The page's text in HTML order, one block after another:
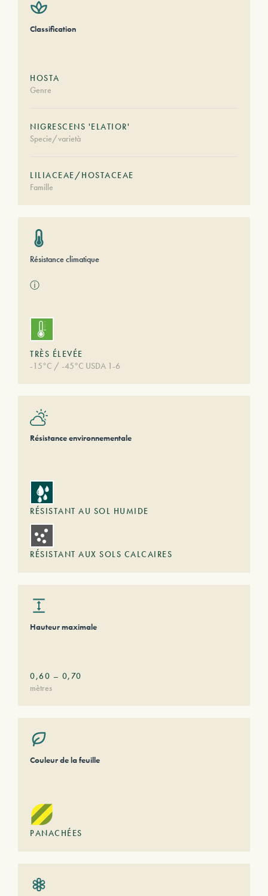
Classification
HOSTA
Genre
NIGRESCENS 'ELATIOR'
Specie/varietà
LILIACEAE/HOSTACEAE
Famille
Résistance climatique
ⓘ
TRÈS ÉLEVÉE
-15°C / -45°C USDA 1-6
Résistance environnementale
RÉSISTANT AU SOL HUMIDE
RÉSISTANT AUX SOLS CALCAIRES
Hauteur maximale
0,60 – 0,70
mètres
Couleur de la feuille
PANACHÉES